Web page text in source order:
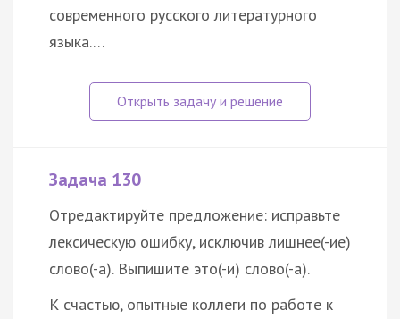
современного русского литературного
языка.…
Задача 130
Отредактируйте предложение: исправьте
лексическую ошибку, исключив лишнее(-ие)
слово(-а). Выпишите это(-и) слово(-а).
К счастью, опытные коллеги по работе к